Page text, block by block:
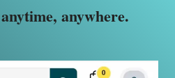
anywhere.